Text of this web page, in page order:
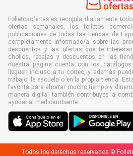
Folletosofertas.es recopila diariamente
ofertas semanales, los folletos
publicaciones de todas las tiendas de
completamente informado/a sobre las
descuentos y las ofertas que te
chollos, rebajas y descuentos en las
nuestra página cuenta con los
lleguen incluso a tu correo, y además
trabajo, la escuela o en la propia tienda.
favorita para ahorrar mucho tiempo y
manera digital también contribuyes a
ayudar al medioambiente.
Todos los derechos reservados ©